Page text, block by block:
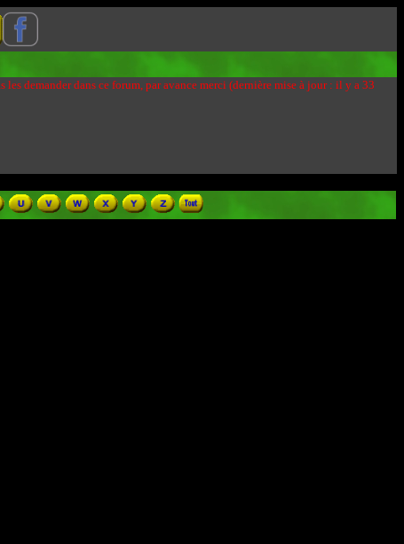
demander dans ce forum, par avance merci (dernière mise à jour : il y a 33